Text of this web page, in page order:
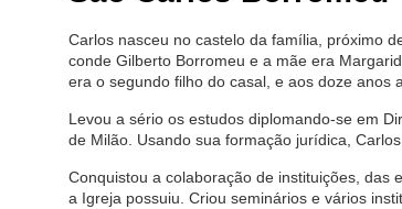
Carlos nasceu no castelo da família, próximo
conde Gilberto Borromeu e a mãe era
era o segundo filho do casal, e aos doze anos
Levou a sério os estudos diplomando-se em
de Milão. Usando sua formação jurídica,
Conquistou a colaboração de instituições, das
a Igreja possuiu. Criou seminários e vários